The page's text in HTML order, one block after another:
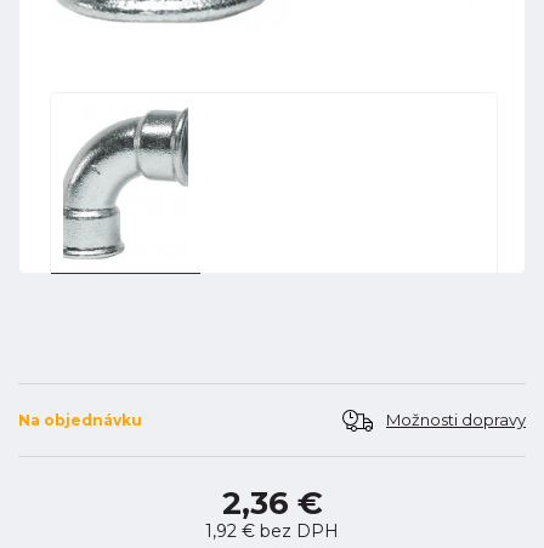
Na objednávku Možnosti dopravy
2,36 €
1,92 € bez DPH